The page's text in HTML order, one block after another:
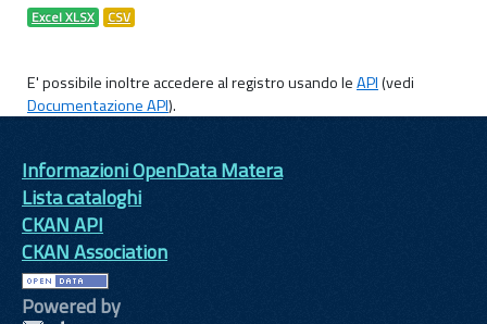
Excel XLSX CSV
E' possibile inoltre accedere al registro usando leAPI(vedi
Documentazione API).
Informazioni OpenData Matera
Lista cataloghi
CKAN API
CKAN Association
Powered by